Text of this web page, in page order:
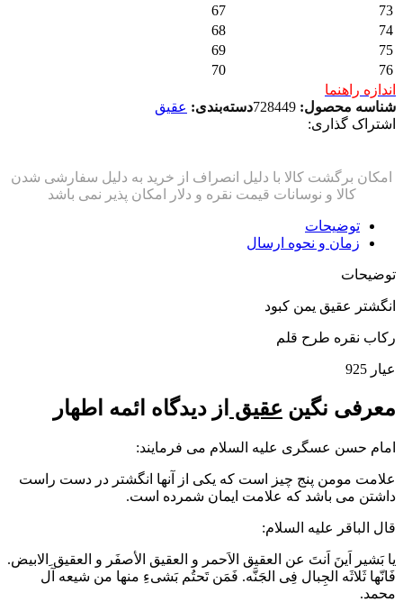
73
67
74
68
75
69
76
70
اندازه راهنما
شناسه محصول: 728449دسته‌بندی: عقیق
اشتراک گذاری:
توضیحات
زمان و نحوه ارسال
توضیحات
انگشتر عقیق یمن کبود
رکاب نقره طرح قلم
عیار 925
معرفی نگین عقیق از دیدگاه ائمه اطهار
امام حسن عسگری علیه السلام می فرمایند:
علامت مومن پنج چیز است که یکی از آنها انگشتر در دست راست
داشتن می باشد که علامت ایمان شمرده است.
قال الباقر علیه السلام:
یا بَشیر اَینَ اَنتَ عن العقیق الاَحمر و العقیق الأصفَر و العقیق ِالابیض.
فَانّها ثَلاثَه الجِبال فِی الجَنَّه. فَمَن تَحتُم بَشیءِ منها من شیعه آل
محمد.